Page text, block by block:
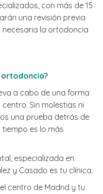
con más de 15
una revisión previa
la ortodoncia
ortodoncia?
a cabo de una forma
Sin molestias ni
una prueba detrás de
es lo más
especializada en
y Casado es tu clínica.
centro de Madrid y tu